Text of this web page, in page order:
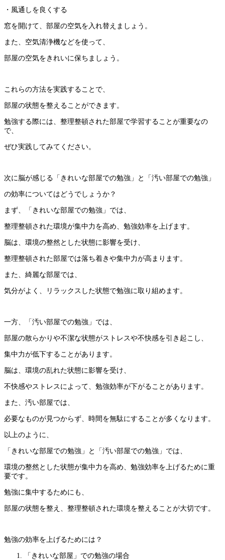
・風通しを良くする
窓を開けて、部屋の空気を入れ替えましょう。
また、空気清浄機などを使って、
部屋の空気をきれいに保ちましょう。
これらの方法を実践することで、
部屋の状態を整えることができます。
勉強する際には、整理整頓された部屋で学習することが重要なの
で、
ぜひ実践してみてください。
次に脳が感じる「きれいな部屋での勉強」と「汚い部屋での勉強」
の効率についてはどうでしょうか？
まず、「きれいな部屋での勉強」では、
整理整頓された環境が集中力を高め、勉強効率を上げます。
脳は、環境の整然とした状態に影響を受け、
整理整頓された部屋では落ち着きや集中力が高まります。
また、綺麗な部屋では、
気分がよく、リラックスした状態で勉強に取り組めます。
一方、「汚い部屋での勉強」では、
部屋の散らかりや不潔な状態がストレスや不快感を引き起こし、
集中力が低下することがあります。
脳は、環境の乱れた状態に影響を受け、
不快感やストレスによって、勉強効率が下がることがあります。
また、汚い部屋では、
必要なものが見つからず、時間を無駄にすることが多くなります。
以上のように、
「きれいな部屋での勉強」と「汚い部屋での勉強」では、
環境の整然とした状態が集中力を高め、勉強効率を上げるために重
要です。
勉強に集中するためにも、
部屋の状態を整え、整理整頓された環境を整えることが大切です。
勉強の効率を上げるためには？
「きれいな部屋」での勉強の場合